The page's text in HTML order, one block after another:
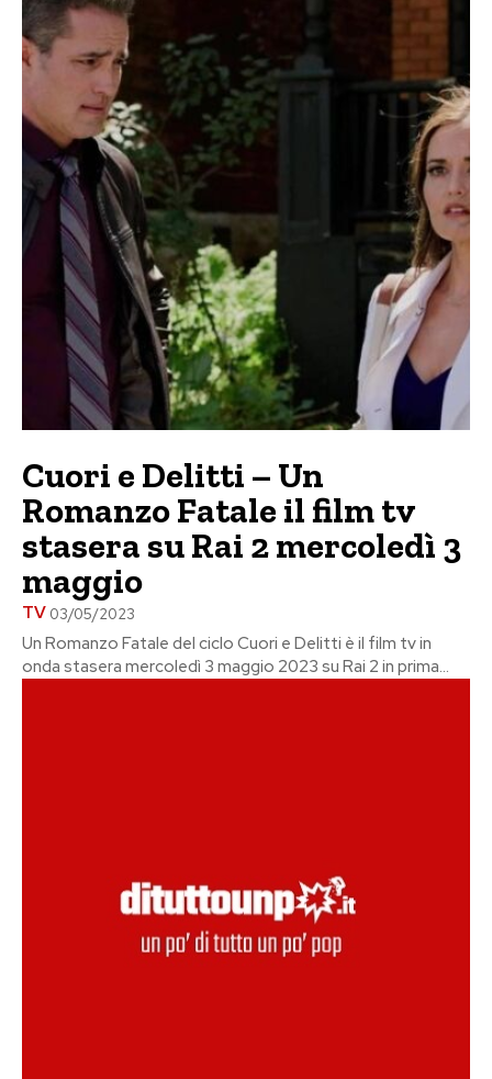
Cuori e Delitti – Un
Romanzo Fatale il film tv
stasera su Rai 2 mercoledì 3
maggio
TV 03/05/2023
Un Romanzo Fatale del ciclo Cuori e Delitti è il film tv in
onda stasera mercoledì 3 maggio 2023 su Rai 2 in prima...